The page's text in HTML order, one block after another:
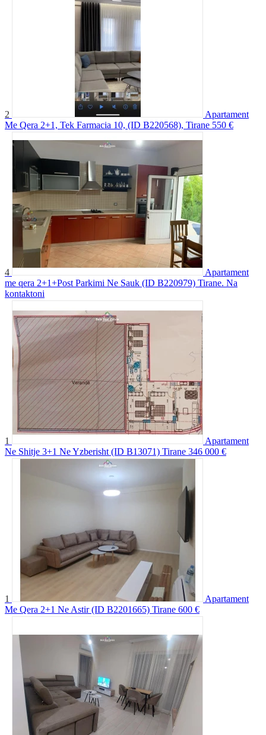
2
Apartament
Me Qera 2+1, Tek Farmacia 10, (ID B220568), Tirane 550 €
4
Apartament
me qera 2+1+Post Parkimi Ne Sauk (ID B220979) Tirane. Na
kontaktoni
1
Apartament
Ne Shitje 3+1 Ne Yzberisht (ID B13071) Tirane 346 000 €
1
Apartament
Me Qera 2+1 Ne Astir (ID B2201665) Tirane 600 €